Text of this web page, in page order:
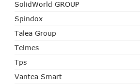
SolidWorld GROUP
Spindox
Talea Group
Telmes
Tps
Vantea Smart